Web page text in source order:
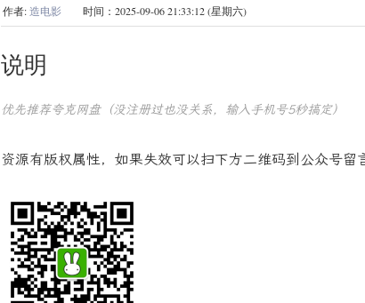
作者:造电影 时间：2025-09-06 21:33:12 (星期六)
说明
优先推荐夸克网盘（没注册过也没关系，输入手机号5秒搞定）
资源有版权属性，如果失效可以扫下方二维码到公众号